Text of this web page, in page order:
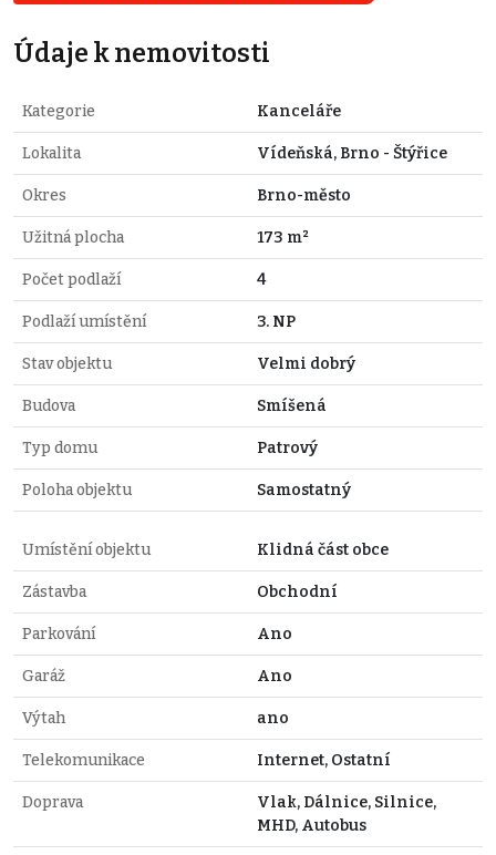
Údaje k nemovitosti
Kategorie Kanceláře
Lokalita Vídeňská, Brno - Štýřice
Okres Brno-město
Užitná plocha 173 m²
Počet podlaží 4
Podlaží umístění 3. NP
Stav objektu Velmi dobrý
Budova Smíšená
Typ domu Patrový
Poloha objektu Samostatný
Umístění objektu Klidná část obce
Zástavba Obchodní
Parkování Ano
Garáž Ano
Výtah ano
Telekomunikace Internet, Ostatní
Doprava
Vlak, Dálnice, Silnice,
MHD, Autobus